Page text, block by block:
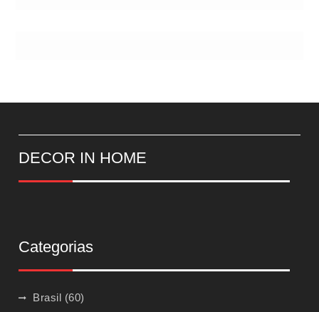
DECOR IN HOME
Categorias
Brasil (60)